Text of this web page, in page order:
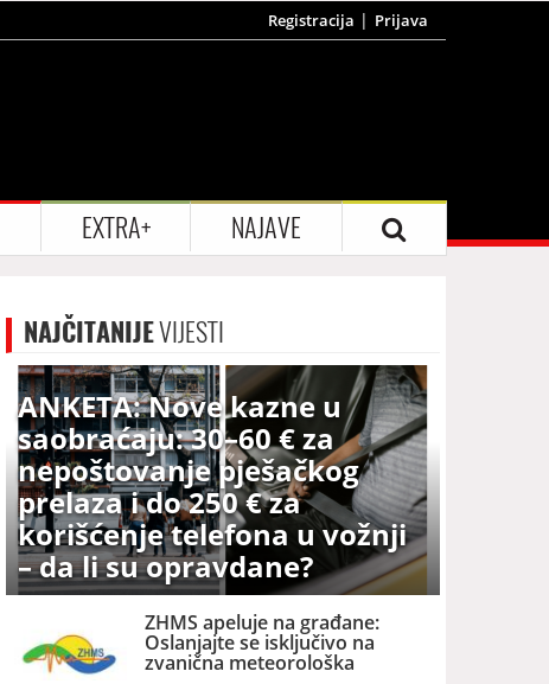
Registracija Prijava
EXTRA+ NAJAVE
NAJČITANIJEVIJESTI
ANKETA: Nove kazne u
saobraćaju: 30–60 € za
nepoštovanje pješačkog
prelaza i do 250 € za
korišćenje telefona u vožnji
– da li su opravdane?
ZHMS apeluje na građane:
Oslanjajte se isključivo na
zvanična meteorološka